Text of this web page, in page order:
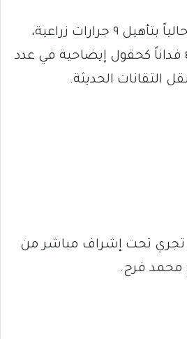
وأكد أن الوزارة تقوم حالياً بتأهيل ٩ جرارات زراعية،
بالتزامن مع تجهيز ٤٠ فداناً كحقول إيضاحية في عدد
التقانات الحديثة.
تجري تحت إشراف مباشر من
محمد فرح.